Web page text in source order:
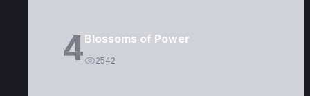
4Blossoms of Power
2542